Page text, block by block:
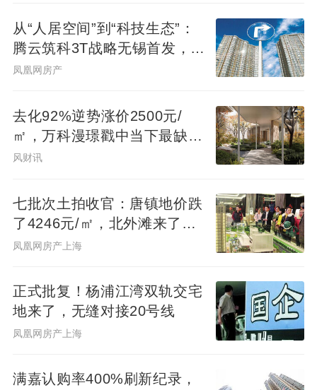
从“人居空间”到“科技生态”：
腾云筑科3T战略无锡首发，生
态圈协同重构未来人居
凤凰网房产
去化92%逆势涨价2500元/
㎡，万科漫璟戳中当下最缺的
松弛生活
风财讯
七批次土拍收官：唐镇地价跌
了4246元/㎡，北外滩来了两
位温州首富
凤凰网房产上海
正式批复！杨浦江湾双轨交宅
地来了，无缝对接20号线
凤凰网房产上海
满嘉认购率400%刷新纪录，